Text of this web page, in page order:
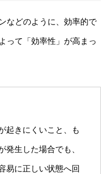
などのように、効率的で
って「効率性」が高まっ
起きにくいこと、も
発生した場合でも、
易に正しい状態へ回